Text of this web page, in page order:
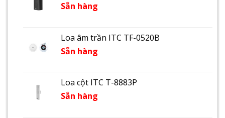
Sẵn hàng
Loa âm trần ITC TF-0520B
Sẵn hàng
Loa cột ITC T-8883P
Sẵn hàng